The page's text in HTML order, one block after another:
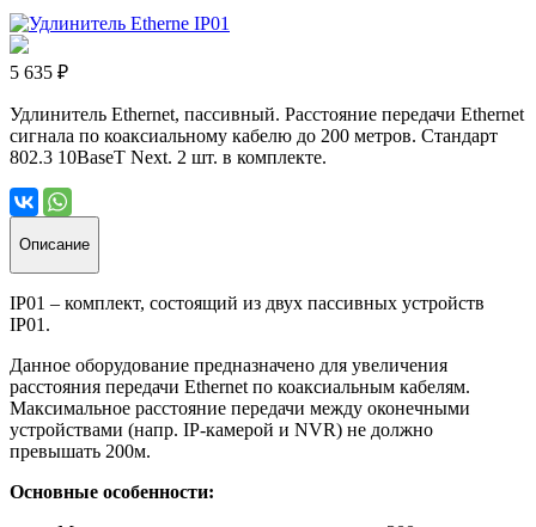
5 635 ₽
Удлинитель Ethernet, пассивный. Расстояние передачи Ethernet
сигнала по коаксиальному кабелю до 200 метров. Стандарт
802.3 10BaseT Next. 2 шт. в комплекте.
Описание
IP01 – комплект, состоящий из двух пассивных устройств
IP01.
Данное оборудование предназначено для увеличения
расстояния передачи Ethernet по коаксиальным кабелям.
Максимальное расстояние передачи между оконечными
устройствами (напр. IP-камерой и NVR) не должно
превышать 200м.
Основные особенности: